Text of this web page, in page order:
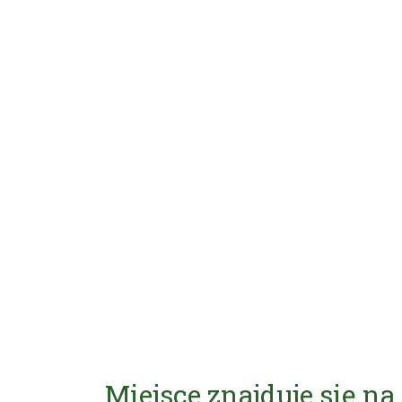
Miejsce znajduje się